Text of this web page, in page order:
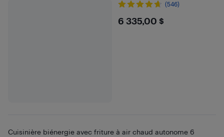
(546)
$6335
6 335,00 $
Cuisinière biénergie avec friture à air chaud autonome 6